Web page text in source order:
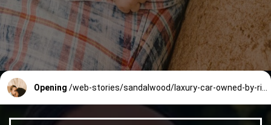
Opening